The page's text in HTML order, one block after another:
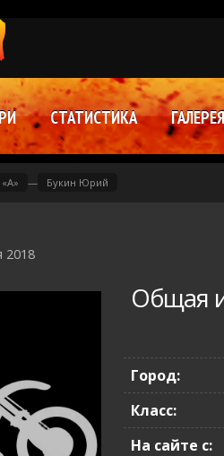
2018
Общая
Город:
Класс:
На сайте с:
— Букин Юрий
СТАТИСТИКА ГАЛЕРЕЯ